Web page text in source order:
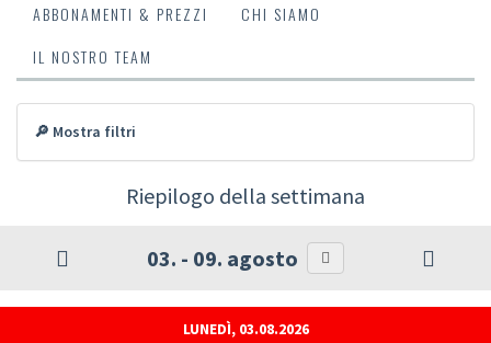
ABBONAMENTI & PREZZI
CHI SIAMO
IL NOSTRO TEAM
🔎 Mostra filtri
Riepilogo della settimana
03. - 09. agosto
LUNEDÌ, 03.08.2026